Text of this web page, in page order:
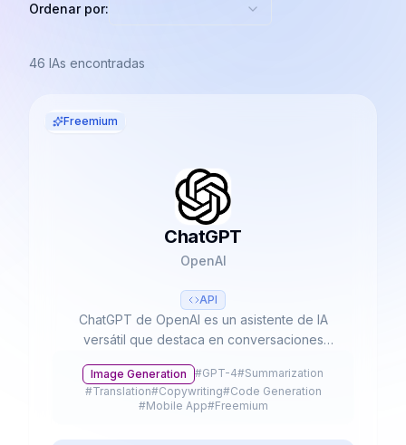
Ordenar por:
46 IAs encontradas
Freemium
ChatGPT
OpenAI
API
ChatGPT de OpenAI es un asistente de IA
versátil que destaca en conversaciones
de problemas complejos. Con sus capacidades
multimodales avanzadas, procesa texto, voz e
Image Generation #GPT-4#Summarization
#Translation#Copywriting#Code Generation
#Mobile App#Freemium